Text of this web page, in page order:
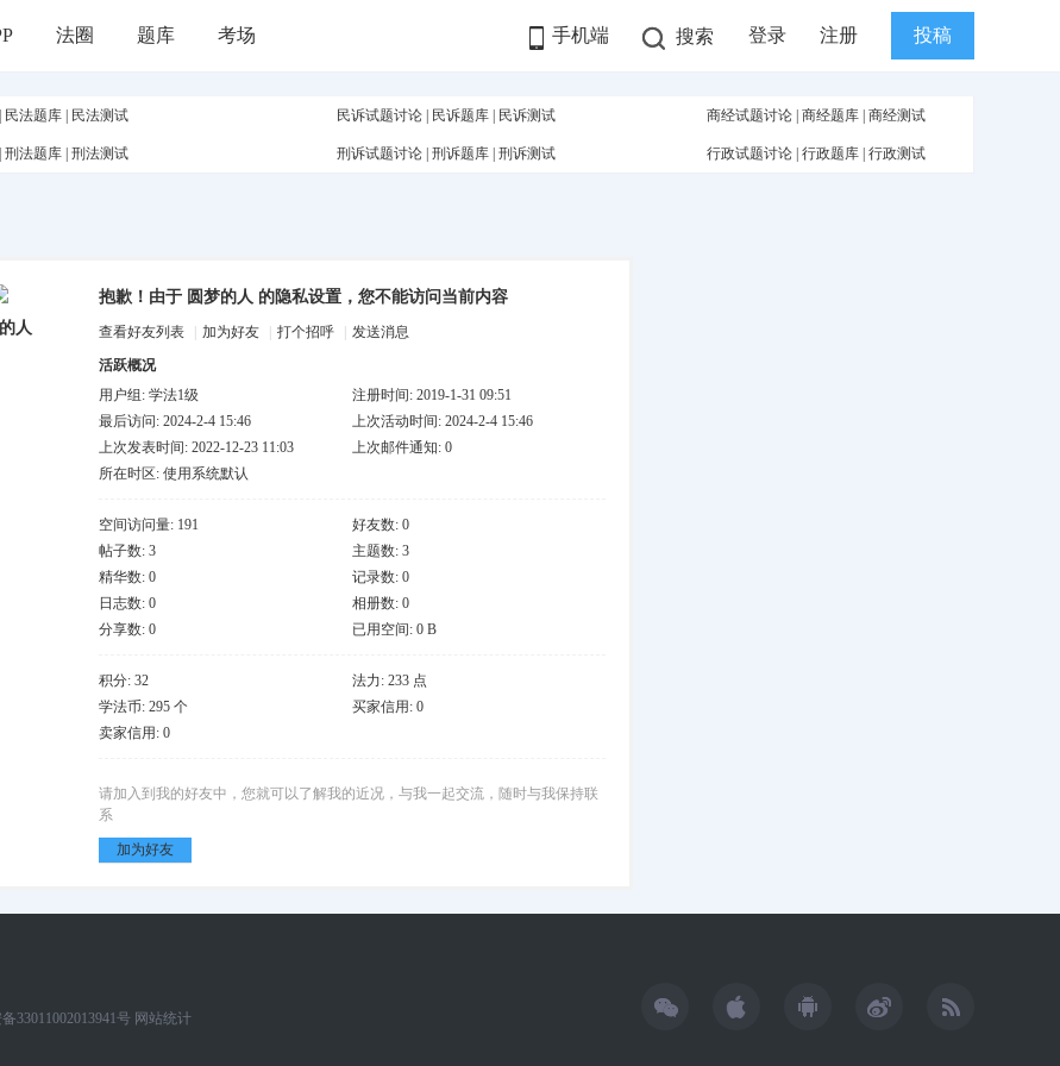
法圈 题库 考场 手机端 搜索 登录 注册 投稿
民法题库| 民法测试 民诉试题讨论| 民诉题库| 民诉测试 商经试题讨论 商经题库 商经测试
刑法题库| 刑法测试 刑诉试题讨论| 刑诉题库| 刑诉测试 行政试题讨论 行政题库 行政测试
人
抱歉！由于 圆梦的人 的隐私设置，您不能访问当前内容
查看好友列表 加为好友 打个招呼
发送消息
活跃概况
用户组: 学法1级
注册时间: 2019-1-31 09:51
最后访问: 2024-2-4 15:46
上次活动时间: 2024-2-4 15:46
上次发表时间: 2022-12-23 11:03
上次邮件通知: 0
所在时区: 使用系统默认
空间访问量: 191
好友数: 0
帖子数: 3
主题数: 3
精华数: 0
记录数: 0
日志数: 0
相册数: 0
分享数: 0
已用空间: 0 B
积分: 32
法力: 233 点
学法币: 295 个
买家信用: 0
卖家信用: 0
请加入到我的好友中，您就可以了解我的近况，与我一起交流，随时与我保持联
系
加为好友
33011002013941号 网站统计